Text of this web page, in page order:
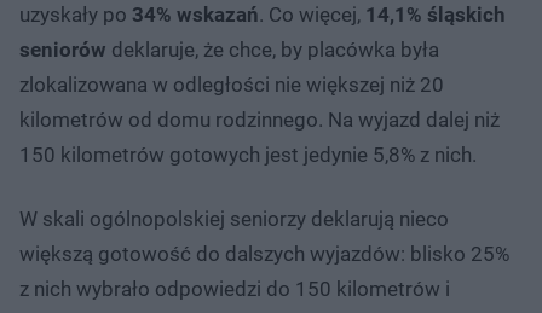
uzyskały po 34% wskazań. Co więcej, 14,1% śląskich
seniorów deklaruje, że chce, by placówka była
zlokalizowana w odległości nie większej niż 20
kilometrów od domu rodzinnego. Na wyjazd dalej niż
150 kilometrów gotowych jest jedynie 5,8% z nich.
W skali ogólnopolskiej seniorzy deklarują nieco
większą gotowość do dalszych wyjazdów: blisko 25%
z nich wybrało odpowiedzi do 150 kilometrów i